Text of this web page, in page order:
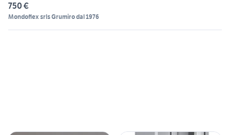
750 €
Mondoflex srls Grumiro dal 1976